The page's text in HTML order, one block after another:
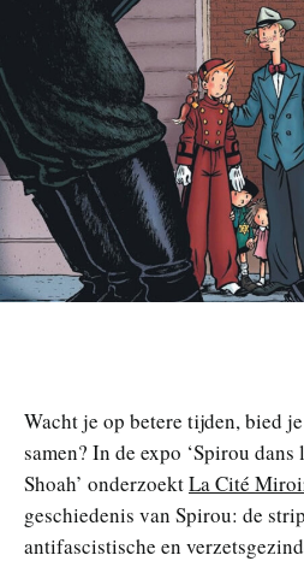
n
Wacht je op betere tijden, bied
samen? In de expo ‘Spirou
Shoah’ onderzoektLa Cité
geschiedenis van Spirou: de
antifascistische en